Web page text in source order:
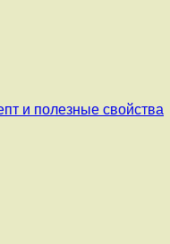
и полезные свойства